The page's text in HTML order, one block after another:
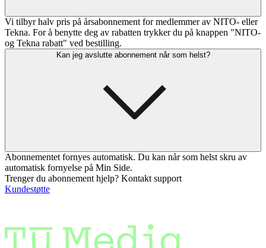
Vi tilbyr halv pris på årsabonnement for medlemmer av NITO- eller
Tekna. For å benytte deg av rabatten trykker du på knappen "NITO-
og Tekna rabatt" ved bestilling.
Kan jeg avslutte abonnement når som helst?
Abonnementet fornyes automatisk. Du kan når som helst skru av
automatisk fornyelse på Min Side.
Trenger du abonnement hjelp? Kontakt support
Kundestøtte